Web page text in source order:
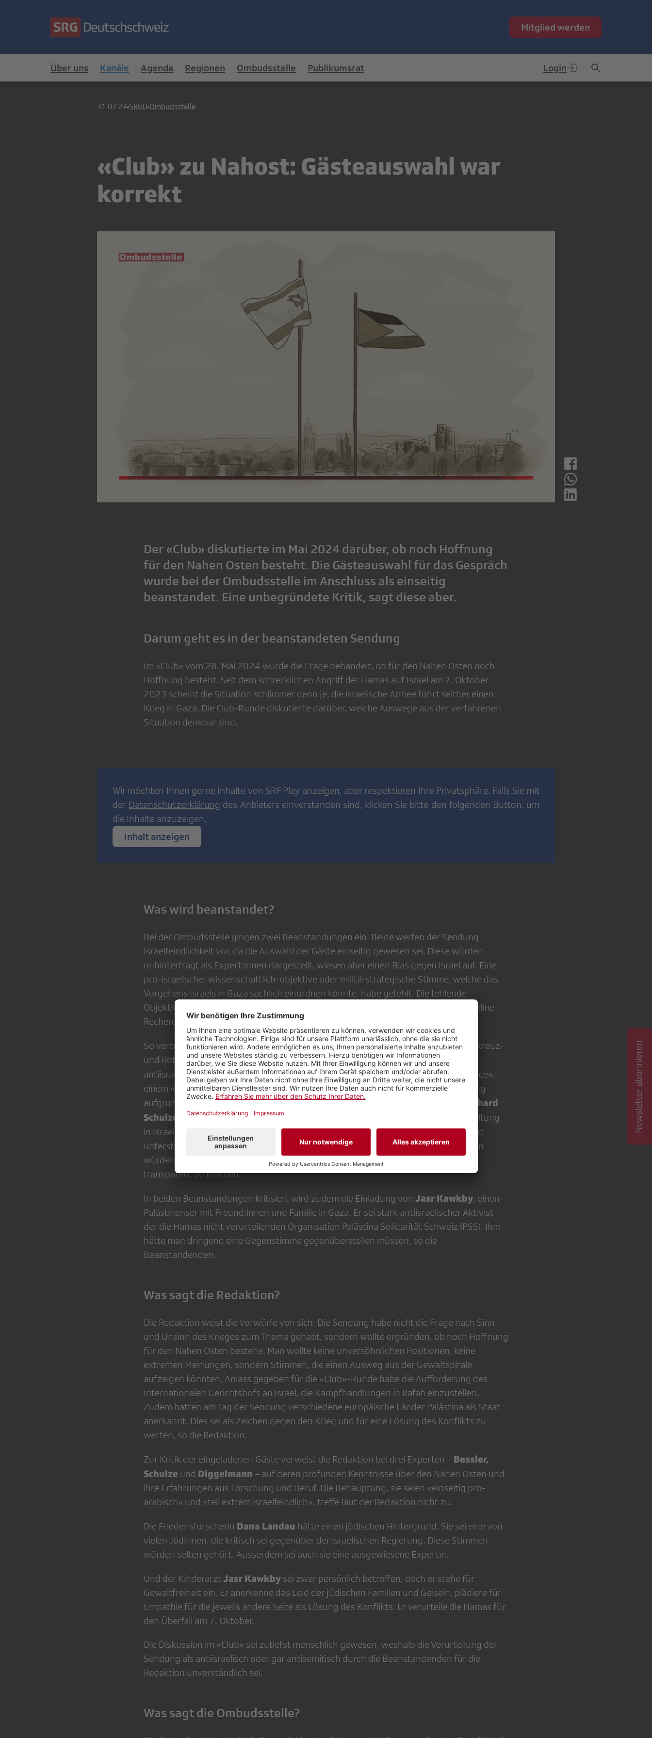
Mitglied werden
Über uns Kanäle Agenda Regionen Ombudsstelle Publikumsrat Login
31.07.24 SRGD Ombudsstelle
«Club» zu Nahost: Gästeauswahl war
korrekt
Der «Club» diskutierte im Mai 2024 darüber, ob noch Hoffnung
für den Nahen Osten besteht. Die Gästeauswahl für das Gespräch
wurde bei der Ombudsstelle im Anschluss als einseitig
beanstandet. Eine unbegründete Kritik, sagt diese aber.
Darum geht es in der beanstandeten Sendung
Im «Club» vom 28. Mai 2024 wurde die Frage behandelt, ob für den Nahen Osten noch
Hoffnung besteht. Seit dem schrecklichen Angriff der Hamas auf Israel am 7. Oktober
2023 scheint die Situation schlimmer denn je, die israelische Armee führt seither einen
Krieg in Gaza. Die Club-Runde diskutierte darüber, welche Auswege aus der verfahrenen
Situation denkbar sind.
Wir möchten Ihnen gerne Inhalte von SRF Play anzeigen, aber respektieren Ihre Privatsphäre. Falls Sie mit
der Datenschutzerklärung des Anbieters einverstanden sind, klicken Sie bitte den folgenden Button, um
die Inhalte anzuzeigen.
Inhalt anzeigen
Was wird beanstandet?
Bei der Ombudsstelle gingen zwei Beanstandungen ein. Beide werfen der Sendung
Israelfeindlichkeit vor, da die Auswahl der Gäste einseitig gewesen sei. Diese würden
unhinterfragt als Expert:innen dargestellt, wiesen aber einen Bias gegen Israel auf. Eine
pro-israelische, wissenschaftlich-objektive oder militärstrategische Stimme, welche das
Vorgehens Israels in Gaza sachlich einordnen könnte, habe gefehlt. Die fehlende
Objektivität der auftretenden Personen hätte das SRF selbst mit einer einfachen Online-
Recherche erkennen können.
So vertreteManuel Bessler,Vizepräsident der Internationalen Föderation der Rotkreuz-
und Rothalbmondgesellschaften, eine Organisation, die antizionistische und
antiisraelische Kampagnen fahre.Dana Landau sei eine Vertreterin von «swisspeace»,
einem «stark antizionistischen Aktionszentrum», dem kürzlich öffentliche Förderung
aufgrund antisemitischer und antizionistischer Parolen entzogen worden sei.
Reinhard
Schulze
, emeritierter Islamwissenschaftler, sei bekannt für seine pro-arabische Haltung
in Israelfragen. Schliesslich verurteileOliver Diggelmann, Völkerrechtler, Israel und
unterstütze sogar den Vorwurf, der Staat begehe in Gaza Völkermord. Alle Personen
würden irreführend als neutrale Expert:innen vorgestellt, ohne ihren Hintergrund
transparent zu machen.
In beiden Beanstandungen kritisiert wird zudem die Einladung von Jasr Kawkby, einen
Palästinenser mit Freund:innen und Familie in Gaza. Er sei stark antiisraelischer Aktivist
der die Hamas nicht verurteilenden Organisation Palästina Solidarität Schweiz (PSS). Ihm
hätte man dringend eine Gegenstimme gegenüberstellen müssen, so die
Beanstandenden.
Was sagt die Redaktion?
Die Redaktion weist die Vorwürfe von sich. Die Sendung habe nicht die Frage nach Sinn
und Unsinn des Krieges zum Thema gehabt, sondern wollte ergründen, ob noch Hoffnung
für den Nahen Osten bestehe. Man wollte keine unversöhnlichen Positionen, keine
extremen Meinungen, sondern Stimmen, die einen Ausweg aus der Gewaltspirale
aufzeigen könnten. Anlass gegeben für die «Club»-Runde habe die Aufforderung des
Internationalen Gerichtshofs an Israel, die Kampfhandlungen in Rafah einzustellen.
Zudem hatten am Tag der Sendung verschiedene europäische Länder Palästina als Staat
anerkannt. Dies sei als Zeichen gegen den Krieg und für eine Lösung des Konflikts zu
werten, so die Redaktion.
Zur Kritik der eingeladenen Gäste verweist die Redaktion bei drei Experten – Bessler,
Schulze und Diggelmann – auf deren profunden Kenntnisse über den Nahen Osten und
ihre Erfahrungen aus Forschung und Beruf. Die Behauptung, sie seien «einseitig pro-
arabisch» und «teil extrem israelfeindlich», treffe laut der Redaktion nicht zu.
Die Friedensforscherin Dana Landau hätte einen jüdischen Hintergrund. Sie sei eine von
vielen Jüdinnen, die kritisch sei gegenüber der israelischen Regierung. Diese Stimmen
würden selten gehört. Ausserdem sei auch sie eine ausgewiesene Expertin.
Und der KinderarztJasr Kawkby sei zwar persönlich betroffen, doch er stehe für
Gewaltfreiheit ein. Er anerkenne das Leid der jüdischen Familien und Geiseln, plädiere für
Empathie für die jeweils andere Seite als Lösung des Konflikts. Er verurteile die Hamas für
den Überfall am 7. Oktober.
Die Diskussion im «Club» sei zutiefst menschlich gewesen, weshalb die Verurteilung der
Sendung als antiisraelisch oder gar antisemitisch durch die Beanstandenden für die
Redaktion unverständlich sei.
Was sagt die Ombudsstelle?
Newsletter abonnieren